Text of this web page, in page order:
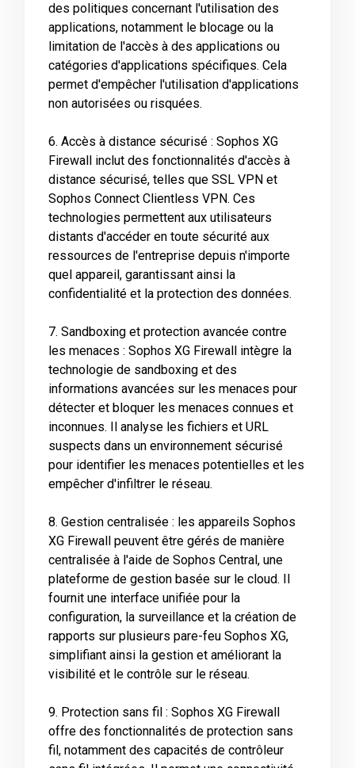
des politiques concernant l'utilisation des
applications, notamment le blocage ou la
limitation de l'accès à des applications ou
catégories d'applications spécifiques. Cela
permet d'empêcher l'utilisation d'applications
non autorisées ou risquées.
6. Accès à distance sécurisé : Sophos XG
Firewall inclut des fonctionnalités d'accès à
distance sécurisé, telles que SSL VPN et
Sophos Connect Clientless VPN. Ces
technologies permettent aux utilisateurs
distants d'accéder en toute sécurité aux
ressources de l'entreprise depuis n'importe
quel appareil, garantissant ainsi la
confidentialité et la protection des données.
7. Sandboxing et protection avancée contre
les menaces : Sophos XG Firewall intègre la
technologie de sandboxing et des
informations avancées sur les menaces pour
détecter et bloquer les menaces connues et
inconnues. Il analyse les fichiers et URL
suspects dans un environnement sécurisé
pour identifier les menaces potentielles et les
empêcher d'infiltrer le réseau.
8. Gestion centralisée : les appareils Sophos
XG Firewall peuvent être gérés de manière
centralisée à l'aide de Sophos Central, une
plateforme de gestion basée sur le cloud. Il
fournit une interface unifiée pour la
configuration, la surveillance et la création de
rapports sur plusieurs pare-feu Sophos XG,
simplifiant ainsi la gestion et améliorant la
visibilité et le contrôle sur le réseau.
9. Protection sans fil : Sophos XG Firewall
offre des fonctionnalités de protection sans
fil, notamment des capacités de contrôleur